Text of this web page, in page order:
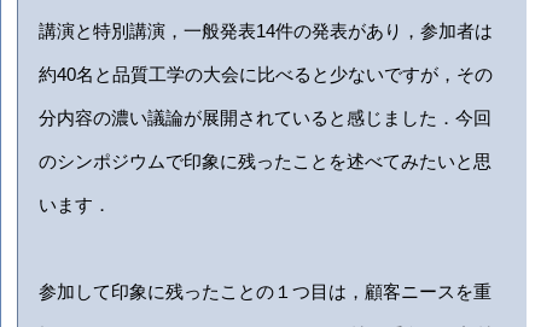
講演と特別講演，一般発表14件の発表があり，参加者は
約40名と品質工学の大会に比べると少ないですが，その
分内容の濃い議論が展開されていると感じました．今回
のシンポジウムで印象に残ったことを述べてみたいと思
います．
参加して印象に残ったことの１つ目は，顧客ニースを重